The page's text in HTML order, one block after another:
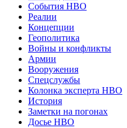
События НВО
Реалии
Концепции
Геополитика
Войны и конфликты
Армии
Вооружения
Спецслужбы
Колонка эксперта НВО
История
Заметки на погонах
Досье НВО